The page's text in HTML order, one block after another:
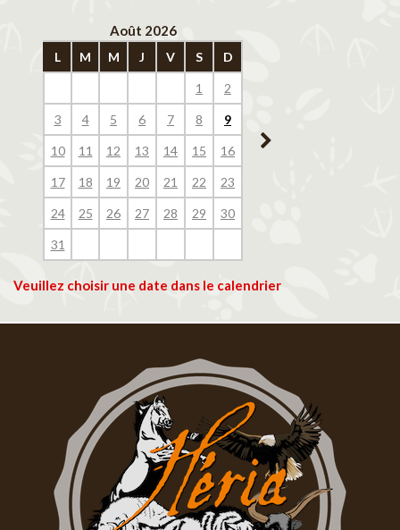
Août 2026
L M M J V S D
1 2
3 4 5 6 7 8 9
10 11 12 13 14 15 16
17 18 19 20 21 22 23
24 25 26 27 28 29 30
31
14
Veuillez choisir une date dans le calendrier